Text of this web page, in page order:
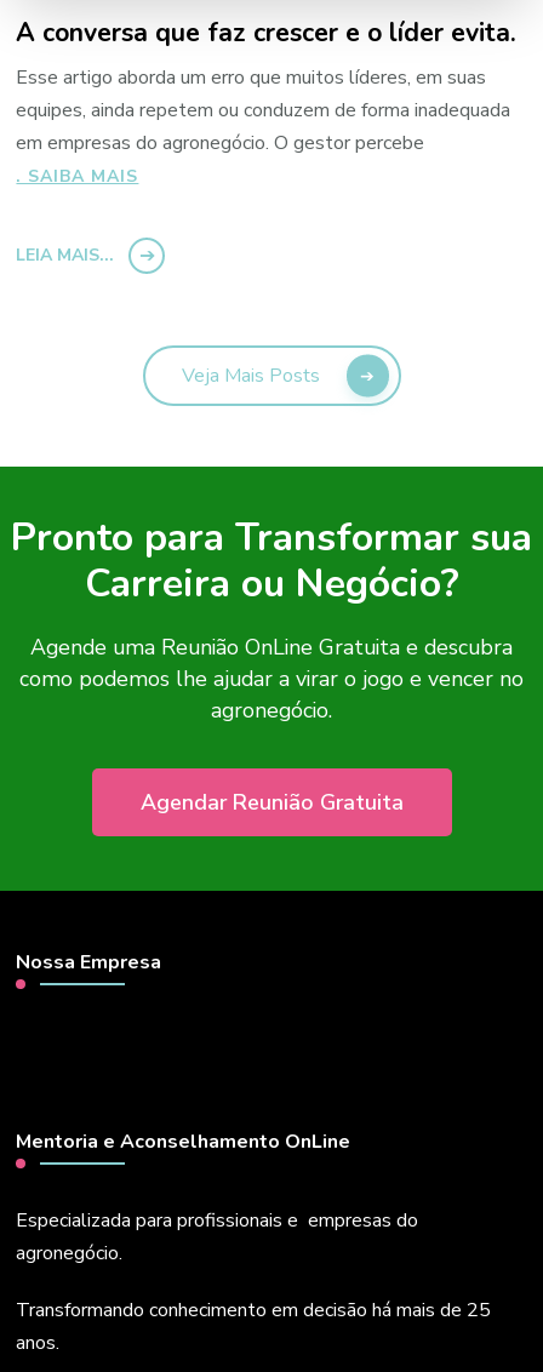
A conversa que faz crescer e o líder evita.
Esse artigo aborda um erro que muitos líderes, em suas
equipes, ainda repetem ou conduzem de forma inadequada
em empresas do agronegócio. O gestor percebe
. SAIBA MAIS
FAZ
LÍDER
EVITA.”
LEIA MAIS...
Veja Mais Posts
Pronto para Transformar sua
Carreira ou Negócio?
Agende uma Reunião OnLine Gratuita e descubra
como podemos lhe ajudar a virar o jogo e vencer no
agronegócio.
Agendar Reunião Gratuita
Nossa Empresa
Mentoria e Aconselhamento OnLine
Especializada para profissionais e empresas do
agronegócio.
Transformando conhecimento em decisão há mais de 25
anos.